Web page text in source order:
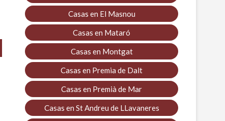
Casas en El Masnou
Casas en Mataró
Casas en Montgat
Casas en Premia de Dalt
Casas en Premià de Mar
Casas en St Andreu de LLavaneres